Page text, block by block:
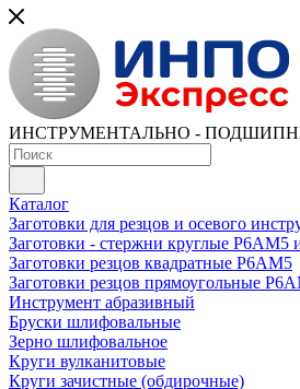
ИНСТРУМЕНТАЛЬНО -
Каталог
Заготовки для резцов и осевого
Заготовки - стержни круглые
Заготовки резцов квадратные Р6АМ5
Заготовки резцов прямоугольные
Инструмент абразивный
Бруски шлифовальные
Зерно шлифовальное
Круги вулканитовые
Круги зачистные (обдирочные)